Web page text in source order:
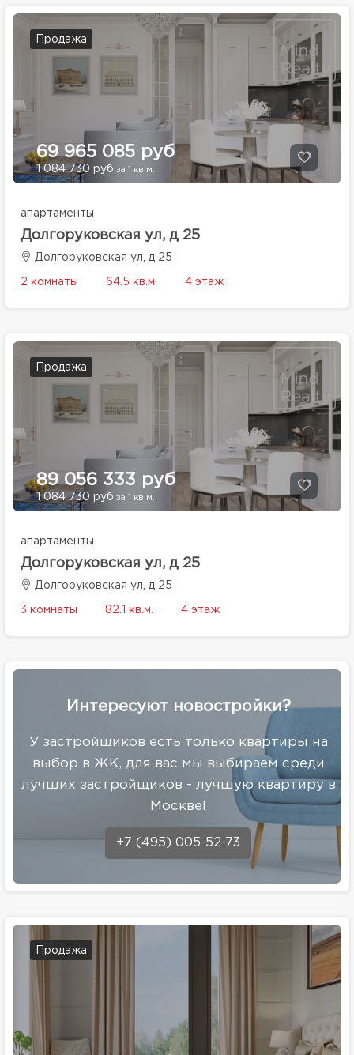
Продажа
69 965 085 руб
1 084 730 руб за 1 кв.м.
апартаменты
Долгоруковская ул, д 25
Долгоруковская ул, д 25
2 комнаты 64.5 кв.м. 4 этаж
Продажа
89 056 333 руб
1 084 730 руб за 1 кв.м.
апартаменты
Долгоруковская ул, д 25
Долгоруковская ул, д 25
3 комнаты 82.1 кв.м. 4 этаж
Интересуют новостройки?
У застройщиков есть только квартиры на
выбор в ЖК, для вас мы выбираем среди
лучших застройщиков - лучшую квартиру в
Москве!
+7 (495) 005-52-73
Продажа